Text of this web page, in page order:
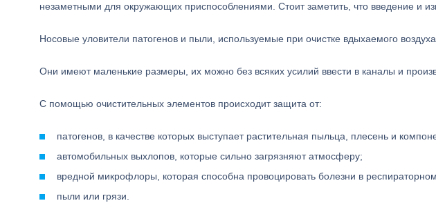
незаметными для окружающих приспособлениями. Стоит заметить, что введение и
Носовые уловители патогенов и пыли, используемые при очистке вдыхаемого
Они имеют маленькие размеры, их можно без всяких усилий ввести в каналы и
С помощью очистительных элементов происходит защита от:
патогенов, в качестве которых выступает растительная пыльца, плесень и
автомобильных выхлопов, которые сильно загрязняют атмосферу;
вредной микрофлоры, которая способна провоцировать болезни в
пыли или грязи.